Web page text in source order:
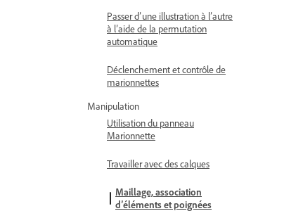
Passer d’une illustration à l’autre
à l’aide de la permutation
automatique
Déclenchement et contrôle de
marionnettes
Manipulation
Utilisation du panneau
Marionnette
Travailler avec des calques
Maillage, association
d’éléments et poignées